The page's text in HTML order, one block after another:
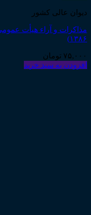
دیوان عالی کشور
۱۳۸۶)
۷۵,۰۰۰ تومان
افزودن به سبد خرید